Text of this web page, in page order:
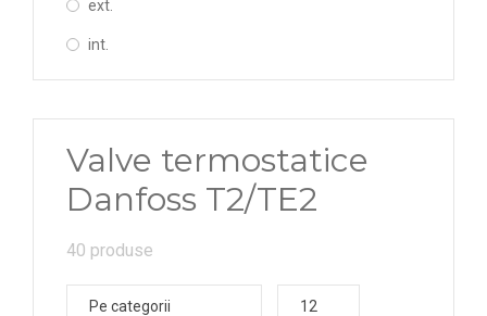
ext.
int.
Valve termostatice
Danfoss T2/TE2
40 produse
Pe categorii 12